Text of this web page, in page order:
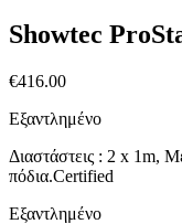
Showtec
€416.00
Εξαντλημένο
Διαστάστεις : 2 x 1m,
πόδια.Certified
Εξαντλημένο